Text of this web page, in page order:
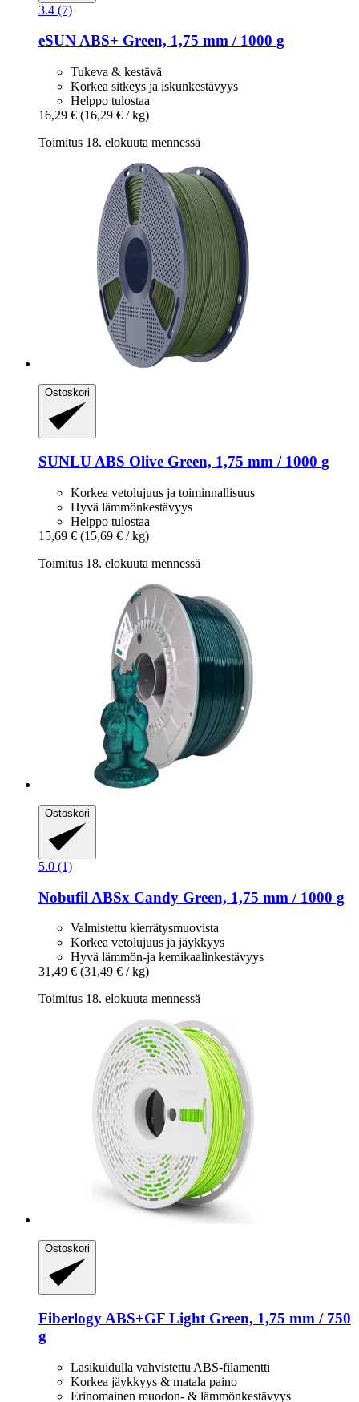
3.4 (7)
eSUNABS+ Green, 1,75 mm / 1000 g
Tukeva & kestävä
Korkea sitkeys ja iskunkestävyys
Helppo tulostaa
16,29 € (16,29 € / kg)
Toimitus 18. elokuuta mennessä
Ostoskori
SUNLUABS Olive Green, 1,75 mm / 1000 g
Korkea vetolujuus ja toiminnallisuus
Hyvä lämmönkestävyys
Helppo tulostaa
15,69 € (15,69 € / kg)
Toimitus 18. elokuuta mennessä
Ostoskori
5.0 (1)
Nobufil ABSx Candy Green, 1,75 mm / 1000 g
Valmistettu kierrätysmuovista
Korkea vetolujuus ja jäykkyys
Hyvä lämmön-ja kemikaalinkestävyys
31,49 € (31,49 € / kg)
Toimitus 18. elokuuta mennessä
Ostoskori
Fiberlogy ABS+GF Light Green, 1,75 mm / 750
g
Lasikuidulla vahvistettu ABS-filamentti
Korkea jäykkyys & matala paino
Erinomainen muodon- & lämmönkestävyys